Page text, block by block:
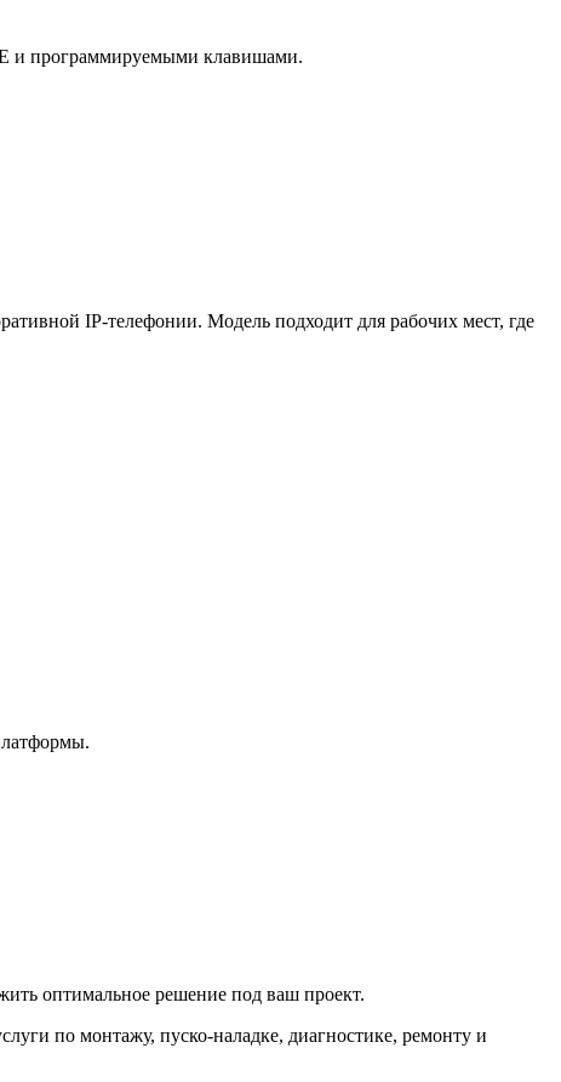
и программируемыми клавишами.
IP-телефонии. Модель подходит для рабочих мест, где
оптимальное решение под ваш проект.
по монтажу, пуско-наладке, диагностике, ремонту и